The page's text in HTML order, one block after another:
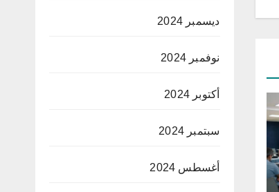
ديسمبر 2024
نوفمبر 2024
أكتوبر 2024
سبتمبر 2024
أغسطس 2024